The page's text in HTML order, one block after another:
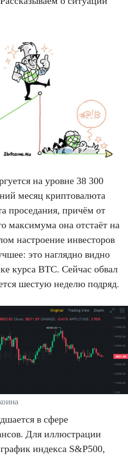
на уровне 38 300
месяц криптовалюта
проседания, причём от
максимума она отстаёт на
настроение инвесторов
это наглядно видно
курса BTC. Сейчас обвал
шестую неделю подряд.
в сфере
Для иллюстрации
индекса S&P500,